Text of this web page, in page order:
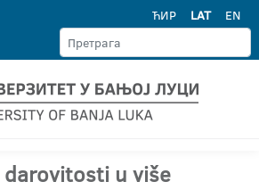
ЋИР LAT EN
darovitosti u više